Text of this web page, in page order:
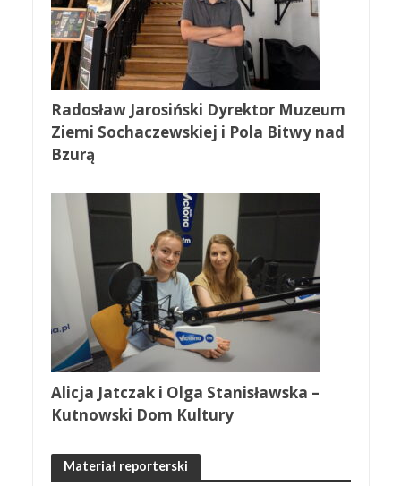
Radosław Jarosiński Dyrektor Muzeum
Ziemi Sochaczewskiej i Pola Bitwy nad
Bzurą
Alicja Jatczak i Olga Stanisławska –
Kutnowski Dom Kultury
Materiał reporterski